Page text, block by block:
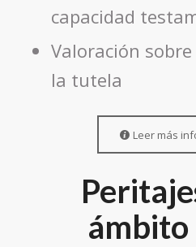
capacidad
Valoración
la tutela
Leer más
ámbito